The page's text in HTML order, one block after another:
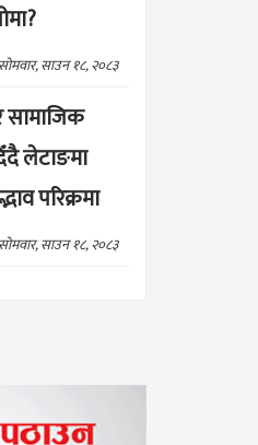
सोमवार, साउन १८, २०८३
सामाजिक
लेटाङमा
परिक्रमा
सोमवार, साउन १८, २०८३